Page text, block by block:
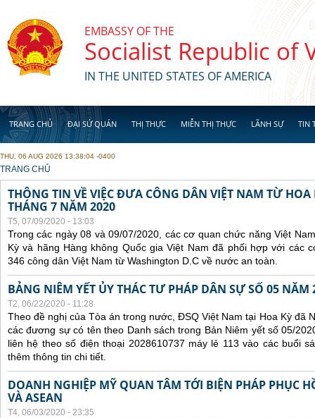
EMBASSY OF THE
Socialist Republic of
IN THE UNITED STATES OF AMERICA
TRANG CHỦ ĐẠI SỨ QUÁN THỊ THỰC MIỄN THỊ THỰC LÃNH SỰ TIN
THU, 06 AUG 2026 13:38:04 -0400
YOU ARE HERE
TRANG CHỦ
THÔNG TIN VỀ VIỆC ĐƯA CÔNG DÂN VIỆT NAM TỪ HOA
THÁNG 7 NĂM 2020
T5, 07/09/2020 - 13:03
Trong các ngày 08 và 09/07/2020, các cơ quan chức năng Việt
Kỳ và hãng Hàng không Quốc gia Việt Nam đã phối hợp với các
346 công dân Việt Nam từ Washington D.C về nước an toàn.
BẢNG NIÊM YẾT ỦY THÁC TƯ PHÁP DÂN SỰ SỐ 05 NĂM
T2, 06/22/2020 - 11:28
Theo đề nghị của Tòa án trong nước, ĐSQ Việt Nam tại Hoa Kỳ đã
các đương sự có tên theo Danh sách trong Bản Niêm yết số 05/
liên hệ theo số điện thoại 2028610737 máy lẻ 113 vào các buổi
thêm thông tin chi tiết.
DOANH NGHIỆP MỸ QUAN TÂM TỚI BIỆN PHÁP PHỤC
VÀ ASEAN
T4, 06/03/2020 - 23:35